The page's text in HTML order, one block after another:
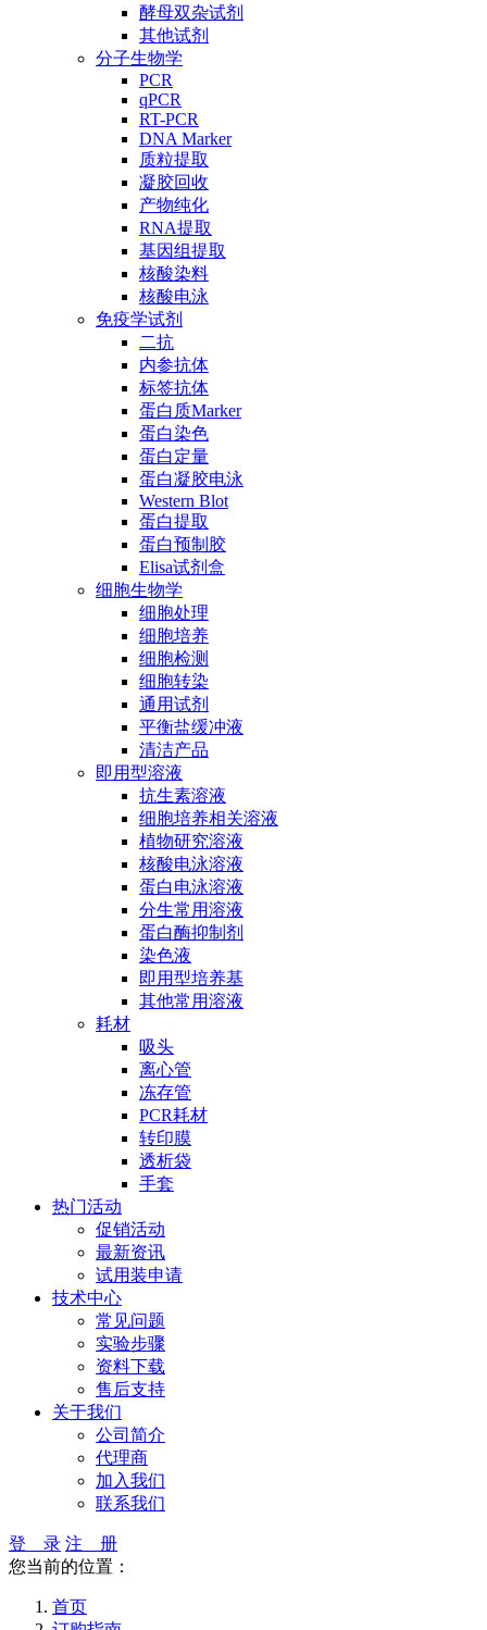
酵母双杂试剂
其他试剂
分子生物学
PCR
qPCR
RT-PCR
DNA Marker
质粒提取
凝胶回收
产物纯化
RNA提取
基因组提取
核酸染料
核酸电泳
免疫学试剂
二抗
内参抗体
标签抗体
蛋白质Marker
蛋白染色
蛋白定量
蛋白凝胶电泳
Western Blot
蛋白提取
蛋白预制胶
Elisa试剂盒
细胞生物学
细胞处理
细胞培养
细胞检测
细胞转染
通用试剂
平衡盐缓冲液
清洁产品
即用型溶液
抗生素溶液
细胞培养相关溶液
植物研究溶液
核酸电泳溶液
蛋白电泳溶液
分生常用溶液
蛋白酶抑制剂
染色液
即用型培养基
其他常用溶液
耗材
吸头
离心管
冻存管
PCR耗材
转印膜
透析袋
手套
热门活动
促销活动
最新资讯
试用装申请
技术中心
常见问题
实验步骤
资料下载
售后支持
关于我们
公司简介
代理商
加入我们
联系我们
登 录 注 册
您当前的位置：
首页